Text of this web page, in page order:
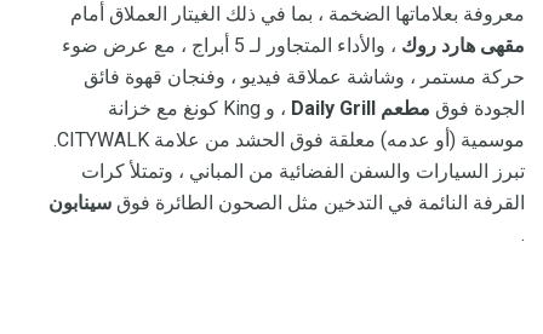
معروفة بعلاماتها الضخمة ، بما في ذلك الغيتار العملاق أمام
مقهى هارد روك
، والأداء المتجاور لـ 5 أبراج ، مع عرض ضوء
حركة مستمر ، وشاشة عملاقة فيديو ، وفنجان قهوة فائق
الجودة فوق مطعم Daily Grill
، و King كونغ مع خزانة
موسمية (أو عدمه) معلقة فوق الحشد من علامة CITYWALK.
تبرز السيارات والسفن الفضائية من المباني ، وتمتلأ كرات
القرفة النائمة في التدخين مثل الصحون الطائرة فوق سينابون
.